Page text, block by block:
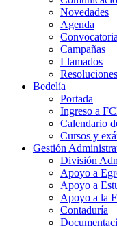
Novedades
Agenda
Campañas
Llamados
Bedelía
Portada
Ingreso a
Calendario
Cursos y
Gestión
División
Apoyo a
Apoyo a
Apoyo a la
Contaduría